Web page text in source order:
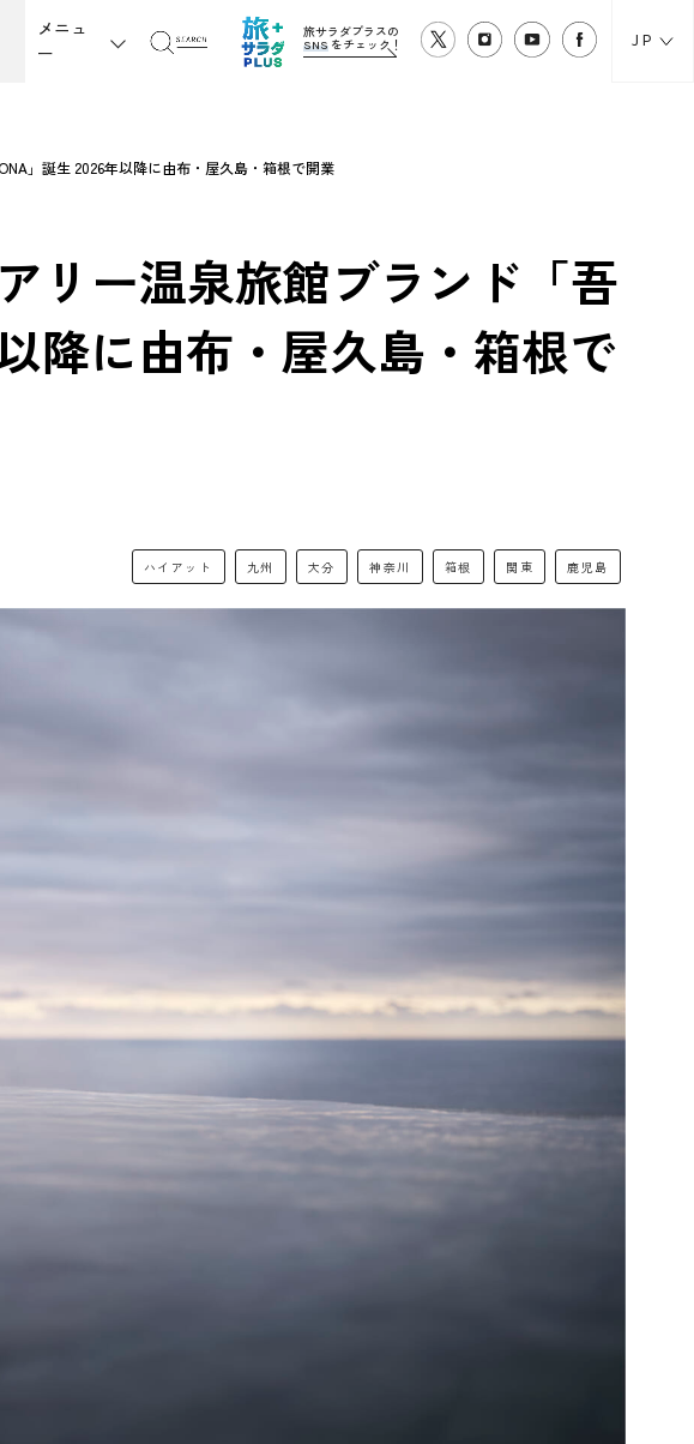
メニュ
ー
旅サラダプラスの
SNS をチェック！ JP
」誕生 2026年以降に由布・屋久島・箱根で開業
リー温泉旅館ブランド「吾
降に由布・屋久島・箱根で
ハイアット 九州 大分 神奈川 箱根 関東 鹿児島